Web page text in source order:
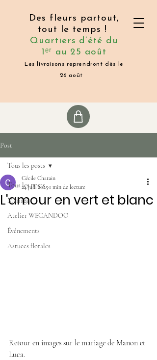
Des fleurs partout,
tout le temps !
Quartiers d’été du
1ᵉʳ au 25 août
Les livraisons reprendront dès le
26 août
Post
Tous les posts
Mariage
Atelier WECANDOO
Événements
Astuces florales
Tous les posts
L'amour en vert et blanc
Cécile Chatain
24 juil. 2025 1 min de lecture
Retour en images sur le mariage de Manon et
Luca.